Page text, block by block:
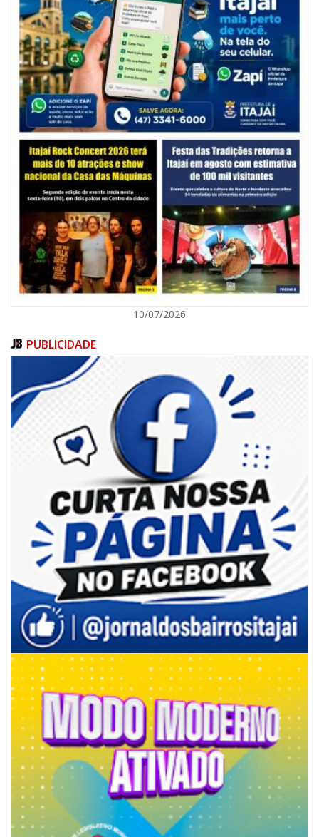
06/08/2026 | 10:14
Defesa Civil de SC monitora formação de ciclone-bomba no Sul do Brasil;
entenda como o fenômeno se forma e quais os impactos no estado
ITAPEMA
06/08/2026 | 07:00
Secretaria de Cultura retoma oficinas culturais com diversas
modalidades para a comunidade
BALNEÁRIO CAMBORIÚ
10/07/2026
PUBLICIDADE